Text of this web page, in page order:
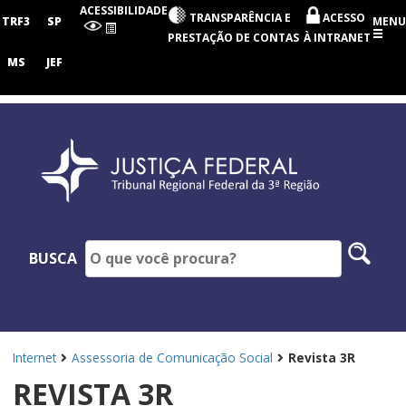
Regional
3ª
TRF3 SP
MS JEF
ACESSIBILIDADE
TRANSPARÊNCIA E
PRESTAÇÃO DE CONTAS
ACESSO
À INTRANET
MENU
BUSCA
Internet Assessoria de Comunicação Social Revista 3R
REVISTA 3R